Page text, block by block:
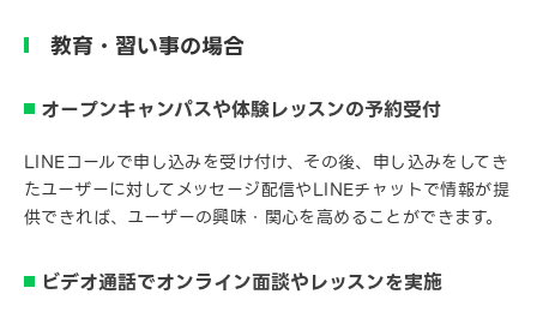
教育・習い事の場合
オープンキャンパスや体験レッスンの予約受付
LINEコールで申し込みを受け付け、その後、申し込みをしてき
たユーザーに対してメッセージ配信やLINEチャットで情報が提
供できれば、ユーザーの興味・関心を高めることができます。
ビデオ通話でオンライン面談やレッスンを実施